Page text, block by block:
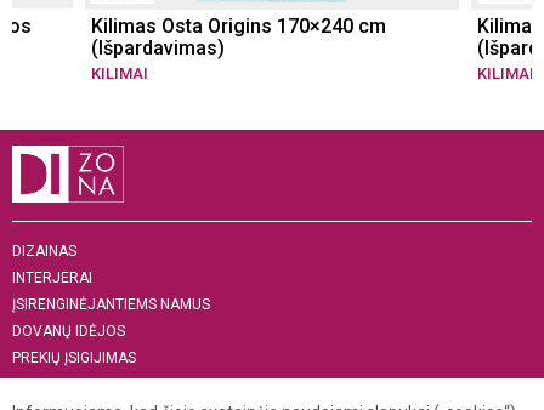
Kilimas Osta Origins 170×240 cm
(Išpardavimas)
KILIMAI KILIMAI
DIZAINAS
INTERJERAI
ĮSIRENGINĖJANTIEMS NAMUS
DOVANŲ IDĖJOS
PREKIŲ ĮSIGIJIMAS
APIE MUS